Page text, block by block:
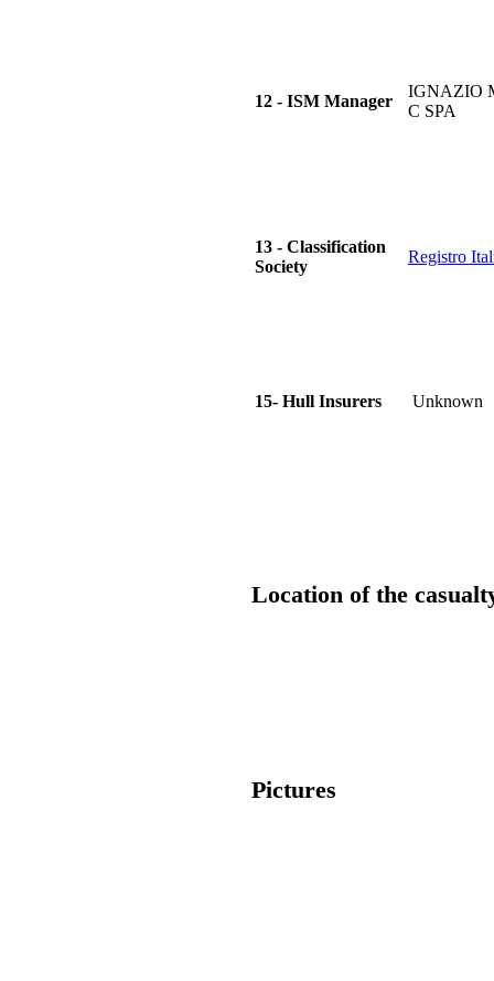
12 - ISM Manager
IGNAZIO
C SPA
13 - Classification
Society
Registro
15- Hull Insurers Unknown
Location of the
Pictures